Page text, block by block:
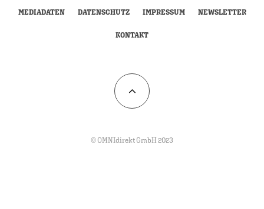
MEDIADATEN DATENSCHUTZ IMPRESSUM NEWSLETTER
KONTAKT
© OMNIdirekt GmbH 2023